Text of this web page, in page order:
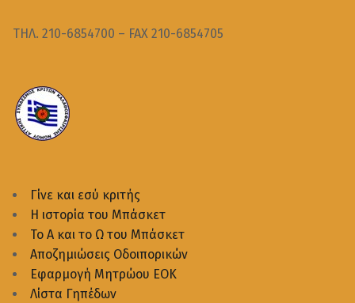
ΤΗΛ. 210-6854700 – FAX 210-6854705
Γίνε και εσύ κριτής
Η ιστορία του Μπάσκετ
Το Α και το Ω του Μπάσκετ
Αποζημιώσεις Οδοιπορικών
Εφαρμογή Μητρώου ΕΟΚ
Λίστα Γηπέδων